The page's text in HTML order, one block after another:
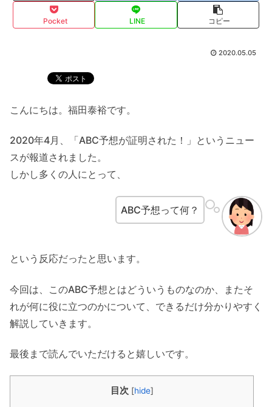
Pocket LINE コピー
2020.05.05
こんにちは。福田泰裕です。
2020年4月、「ABC予想が証明された！」というニュー
スが報道されました。
しかし多くの人にとって、
ABC予想って何？
という反応だったと思います。
今回は、このABC予想とはどういうものなのか、またそ
れが何に役に立つのかについて、できるだけ分かりやすく
解説していきます。
最後まで読んでいただけると嬉しいです。
目次 [hide]